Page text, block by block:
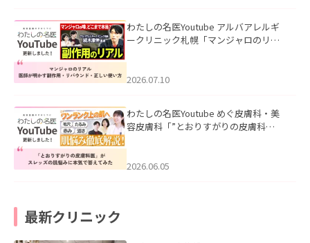
わたしの名医Youtube アルバアレルギ
ークリニック札幌「マンジャロのリア
た。
2026.07.10
わたしの名医Youtube めぐ皮膚科・美
容皮膚科「”とおりすがりの皮膚科
2026.06.05
最新クリニック